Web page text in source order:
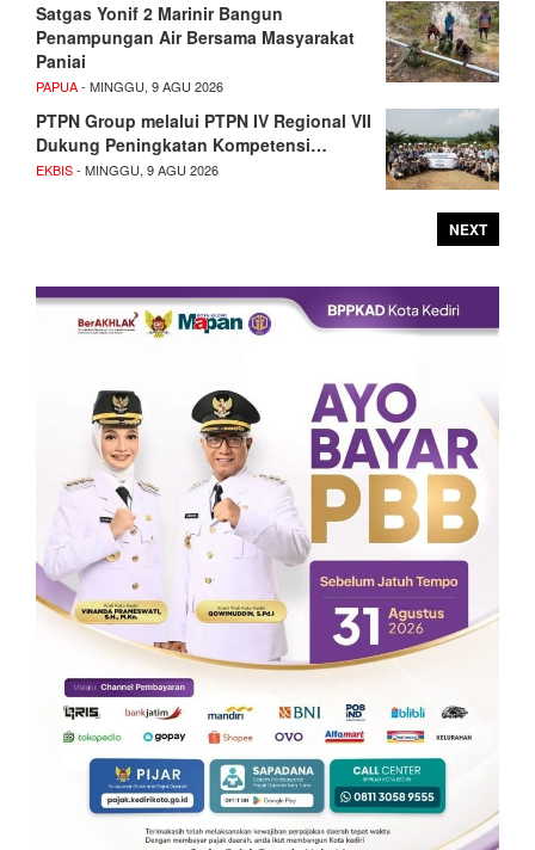
Satgas Yonif 2 Marinir Bangun
Penampungan Air Bersama Masyarakat
Paniai
PAPUA- MINGGU, 9 AGU 2026
PTPN Group melalui PTPN IV Regional VII
Dukung Peningkatan Kompetensi…
EKBIS- MINGGU, 9 AGU 2026
NEXT